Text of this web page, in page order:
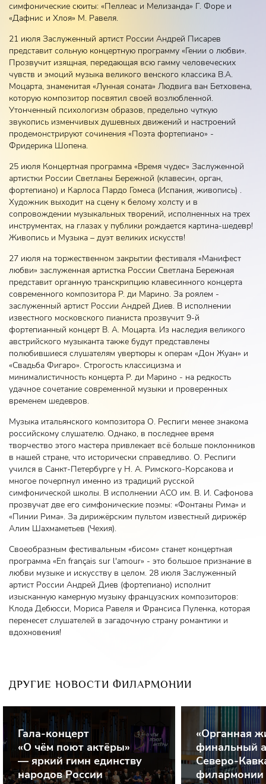
симфонические сюиты: «Пеллеас и Мелизанда» Г. Форе и
«Дафнис и Хлоя» М. Равеля.
21 июля Заслуженный артист России Андрей Писарев
представит сольную концертную программу «Гении о любви».
Прозвучит изящная, передающая всю гамму человеческих
чувств и эмоций музыка великого венского классика В.А.
Моцарта, знаменитая «Лунная соната» Людвига ван Бетховена,
которую композитор посвятил своей возлюбленной.
Утонченный психологизм образов, предельно чуткую
звукопись изменчивых душевных движений и настроений
продемонстрируют сочинения «Поэта фортепиано» -
Фридерика Шопена.
25 июля Концертная программа «Время чудес» Заслуженной
артистки России Светланы Бережной (клавесин, орган,
фортепиано) и Карлоса Пардо Гомеса (Испания, живопись) .
Художник выходит на сцену к белому холсту и в
сопровождении музыкальных творений, исполненных на трех
инструментах, на глазах у публики рождается картина-шедевр!
Живопись и Музыка – дуэт великих искусств!
27 июля на торжественном закрытии фестиваля «Манифест
любви» заслуженная артистка России Светлана Бережная
представит органную транскрипцию клавесинного концерта
современного композитора Р. ди Марино. За роялем -
заслуженный артист России Андрей Диев. В исполнении
известного московского пианиста прозвучит 9-й
фортепианный концерт В. А. Моцарта. Из наследия великого
австрийского музыканта также будут представлены
полюбившиеся слушателям увертюры к операм «Дон Жуан» и
«Свадьба Фигаро». Строгость классицизма и
минималистичность концерта Р. ди Марино - на редкость
удачное сочетание современной музыки и проверенных
временем шедевров.
Музыка итальянского композитора О. Респиги менее знакома
российскому слушателю. Однако, в последнее время
творчество этого мастера привлекает всё больше поклонников
в нашей стране, что исторически справедливо. О. Респиги
учился в Санкт-Петербурге у Н. А. Римского-Корсакова и
многое почерпнул именно из традиций русской
симфонической школы. В исполнении АСО им. В. И. Сафонова
прозвучат две его симфонические поэмы: «Фонтаны Рима» и
«Пинии Рима». За дирижёрским пультом известный дирижёр
Алим Шахмаметьев (Чехия).
Своеобразным фестивальным «бисом» станет концертная
программа «En français sur l'amour» - это большое признание в
любви музыке и искусству в целом. 28 июля Заслуженный
артист России Андрей Диев (фортепиано) исполнит
изысканную камерную музыку французских композиторов:
Клода Дебюсси, Мориса Равеля и Франсиса Пуленка, которая
перенесет слушателей в загадочную страну романтики и
вдохновения!
ДРУГИЕ НОВОСТИ ФИЛАРМОНИИ
Гала-концерт
«О чём поют актёры»
— яркий гимн единству
народов России
«Органная
финальный
Северо-
филармонии